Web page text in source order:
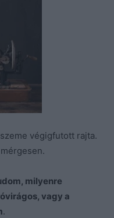
végigfutott rajta.
milyenre
vagy a
.